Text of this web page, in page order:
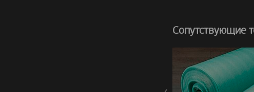
Сопутствующие